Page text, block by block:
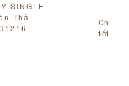
SINGLE –
Thả –
Chi
tiết